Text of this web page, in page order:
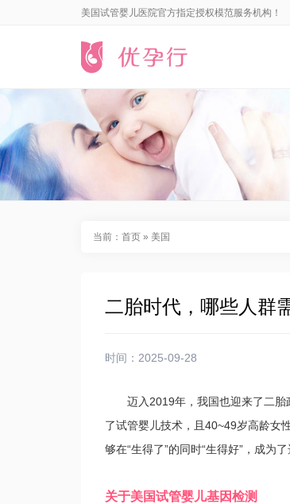
美国试管婴儿医院官方指定授权模范服务机构！
当前： 首页 » 美国
二胎时代，哪些人群
时间：2025-09-28
迈入2019年，我国也迎来了二胎
了试管婴儿技术，且40~49岁高龄女
够在“生得了”的同时“生得好”，成为
关于美国试管婴儿基因检测